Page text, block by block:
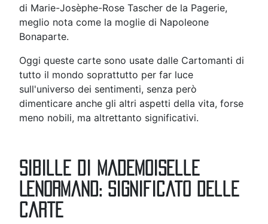
di Marie-Josèphe-Rose Tascher de la Pagerie,
meglio nota come la moglie di Napoleone
Bonaparte.
Oggi queste carte sono usate dalle Cartomanti di
tutto il mondo soprattutto per far luce
sull'universo dei sentimenti, senza però
dimenticare anche gli altri aspetti della vita, forse
meno nobili, ma altrettanto significativi.
Sibille di Mademoiselle
Lenormand: significato delle
carte